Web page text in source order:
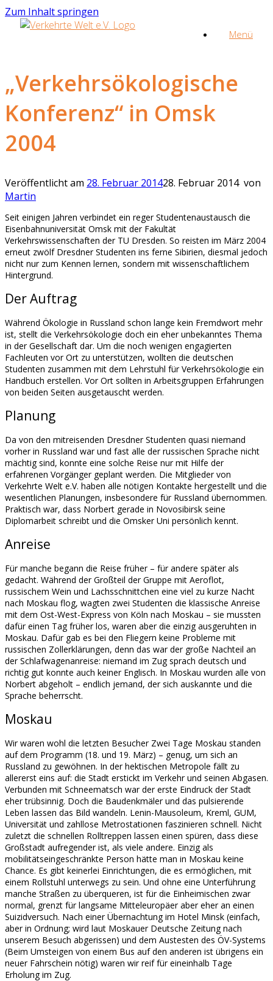
Zum Inhalt springen
Menü
„Verkehrsökologische
Konferenz“ in Omsk
2004
Veröffentlicht am 28. Februar 201428. Februar 2014 von
Martin
Seit einigen Jahren verbindet ein reger Studentenaustausch die
Eisenbahnuniversität Omsk mit der Fakultät
Verkehrswissenschaften der TU Dresden. So reisten im März 2004
erneut zwölf Dresdner Studenten ins ferne Sibirien, diesmal jedoch
nicht nur zum Kennen lernen, sondern mit wissenschaftlichem
Hintergrund.
Der Auftrag
Während Ökologie in Russland schon lange kein Fremdwort mehr
ist, stellt die Verkehrsökologie doch ein eher unbekanntes Thema
in der Gesellschaft dar. Um die noch wenigen engagierten
Fachleuten vor Ort zu unterstützen, wollten die deutschen
Studenten zusammen mit dem Lehrstuhl für Verkehrsökologie ein
Handbuch erstellen. Vor Ort sollten in Arbeitsgruppen Erfahrungen
von beiden Seiten ausgetauscht werden.
Planung
Da von den mitreisenden Dresdner Studenten quasi niemand
vorher in Russland war und fast alle der russischen Sprache nicht
mächtig sind, konnte eine solche Reise nur mit Hilfe der
erfahrenen Vorgänger geplant werden. Die Mitglieder von
Verkehrte Welt e.V. haben alle nötigen Kontakte hergestellt und die
wesentlichen Planungen, insbesondere für Russland übernommen.
Praktisch war, dass Norbert gerade in Novosibirsk seine
Diplomarbeit schreibt und die Omsker Uni persönlich kennt.
Anreise
Für manche begann die Reise früher – für andere später als
gedacht. Während der Großteil der Gruppe mit Aeroflot,
russischem Wein und Lachsschnittchen eine viel zu kurze Nacht
nach Moskau flog, wagten zwei Studenten die klassische Anreise
mit dem Ost-West-Express von Köln nach Moskau – sie mussten
dafür einen Tag früher los, waren aber die einzig ausgeruhten in
Moskau. Dafür gab es bei den Fliegern keine Probleme mit
russischen Zollerklärungen, denn das war der große Nachteil an
der Schlafwagenanreise: niemand im Zug sprach deutsch und
richtig gut konnte auch keiner Englisch. In Moskau wurden alle von
Norbert abgeholt – endlich jemand, der sich auskannte und die
Sprache beherrscht.
Moskau
Wir waren wohl die letzten Besucher Zwei Tage Moskau standen
auf dem Programm (18. und 19. März) – genug, um sich an
Russland zu gewöhnen. In der hektischen Metropole fällt zu
allererst eins auf: die Stadt erstickt im Verkehr und seinen Abgasen.
Verbunden mit Schneematsch war der erste Eindruck der Stadt
eher trübsinnig. Doch die Baudenkmäler und das pulsierende
Leben lassen das Bild wandeln. Lenin-Mausoleum, Kreml, GUM,
Universität und zahllose Metrostationen faszinieren schnell. Nicht
zuletzt die schnellen Rolltreppen lassen einen spüren, dass diese
Großstadt aufregender ist, als viele andere. Einzig als
mobilitätseingeschränkte Person hätte man in Moskau keine
Chance. Es gibt keinerlei Einrichtungen, die es ermöglichen, mit
einem Rollstuhl unterwegs zu sein. Und ohne eine Unterführung
manche Straßen zu überqueren, ist für die Einheimischen zwar
normal, grenzt für langsame Mitteleuropäer aber eher an einen
Suizidversuch. Nach einer Übernachtung im Hotel Minsk (einfach,
aber in Ordnung; wird laut Moskauer Deutsche Zeitung nach
unserem Besuch abgerissen) und dem Austesten des ÖV-Systems
(Beim Umsteigen von einem Bus auf den anderen ist übrigens ein
neuer Fahrschein nötig) waren wir reif für eineinhalb Tage
Erholung im Zug.